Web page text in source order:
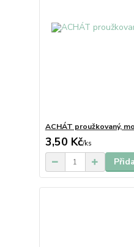
ACHÁT proužkovaný,
3,50 Kč/ks